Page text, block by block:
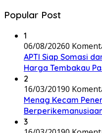
Popular Post
1
06/08/20260
APTI Siap Somasi
Harga Tembakau
2
16/03/20190
Menag Kecam
3